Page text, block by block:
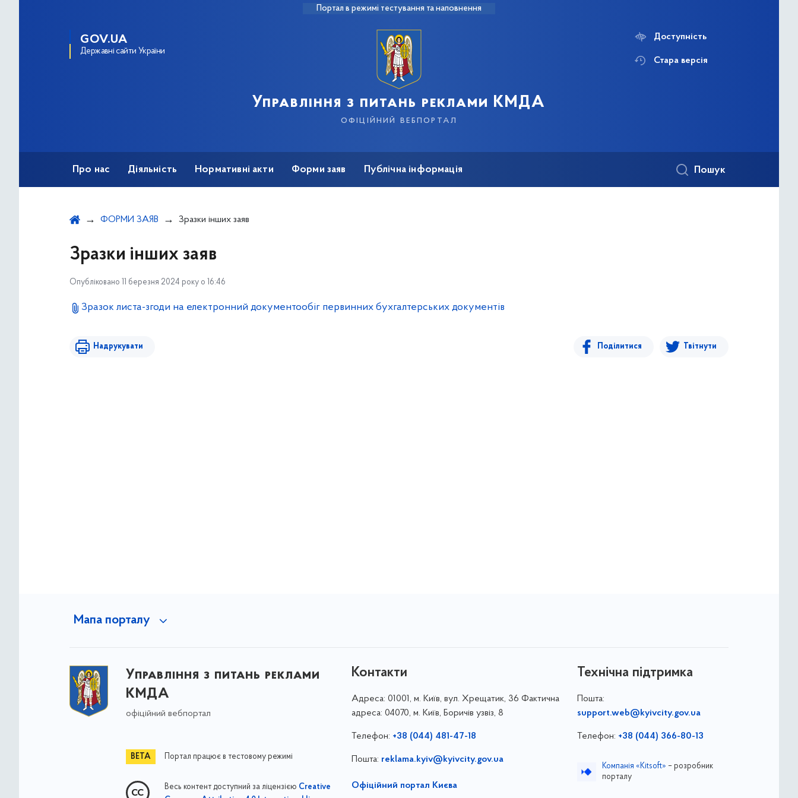
Портал в режимі тестування та наповнення
GOV.UA
Державні сайти України
Управління з питань реклами КМДА
офіційний вебпортал
Доступність
Стара версія
Про нас Діяльність Нормативні акти Форми заяв Публічна інформація Пошук
ФОРМИ ЗАЯВ Зразки інших заяв
Зразки інших заяв
Опубліковано 11 березня 2024 року о 16:46
Зразок листа-згоди на електронний документообіг первинних бухгалтерських документів
Надрукувати Поділитися Твітнути
Мапа порталу
Управління з питань реклами
КМДА
офіційний вебпортал
Портал працює в тестовому режимі
Весь контент доступний за ліцензією Creative
Контакти
Адреса: 01001, м. Київ, вул. Хрещатик, 36 Фактична
адреса: 04070, м. Київ, Боричів узвіз, 8
Телефон: +38 (044) 481-47-18
Пошта: reklama.kyiv@kyivcity.gov.ua
Офіційний портал Києва
Технічна підтримка
Пошта:
support.web@kyivcity.gov.ua
Телефон: +38 (044) 366-80-13
Компанія «Kitsoft» – розробник
порталу